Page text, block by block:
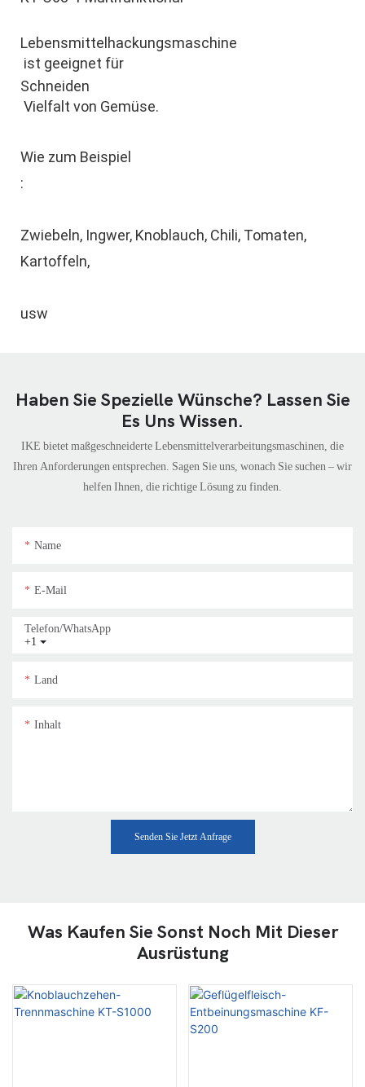
Zwiebeln, Ingwer, Knoblauch, Chili, Tomaten,
Haben Sie Spezielle Wünsche? Lassen Sie
Es Uns Wissen.
IKE bietet maßgeschneiderte Lebensmittelverarbeitungsmaschinen, die
Ihren Anforderungen entsprechen. Sagen Sie uns, wonach Sie suchen – wir
helfen Ihnen, die richtige Lösung zu finden.
Name
E-Mail
+1
Telefon/WhatsApp
Land
Inhalt
Senden Sie Jetzt Anfrage
Was Kaufen Sie Sonst Noch Mit Dieser
Ausrüstung